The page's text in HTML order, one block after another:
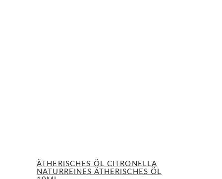
ÄTHERISCHES ÖL CITRONELLA
NATURREINES ÄTHERISCHES ÖL